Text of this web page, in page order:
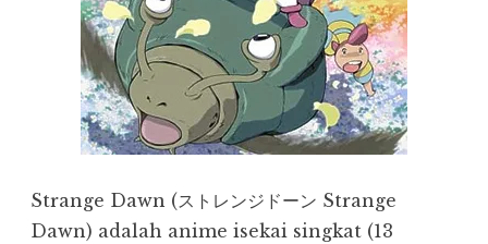
Strange Dawn (ストレンジドーン Strange
Dawn) adalah anime isekai singkat (13